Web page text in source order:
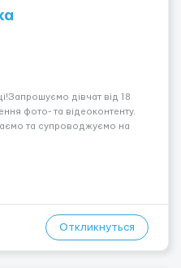
дівчат від 18
фото- та відеоконтенту.
та супроводжуємо на
Працюємо офіційно,
Откликнуться